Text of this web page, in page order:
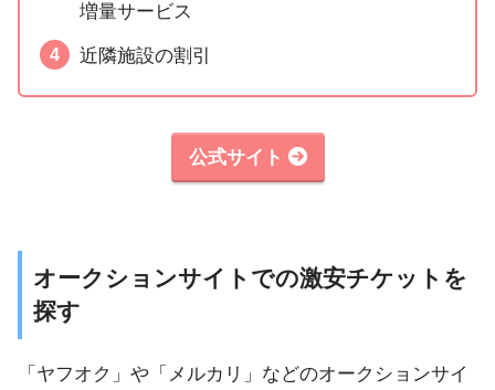
増量サービス
近隣施設の割引
公式サイト
オークションサイトでの激安チケットを
探す
「ヤフオク」や「メルカリ」などのオークションサイ